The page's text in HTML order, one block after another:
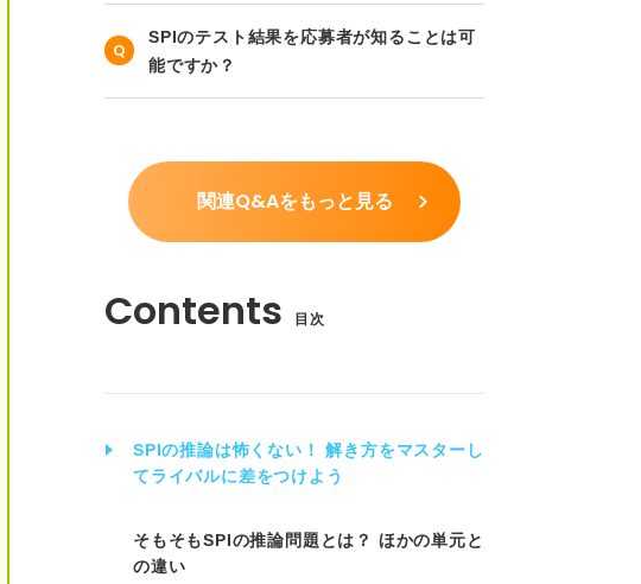
SPIのテスト結果を応募者が知ることは可
能ですか？
関連Q&Aをもっと見る
目次
SPIの推論は怖くない！ 解き方をマスターし
てライバルに差をつけよう
そもそもSPIの推論問題とは？ ほかの単元と
の違い